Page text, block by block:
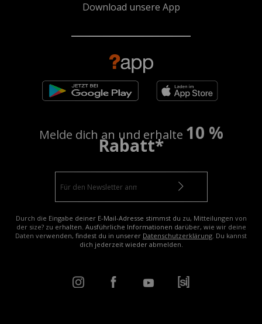
Download unsere App
Melde dich an und erhalte 10 %
Rabatt*
Durch die Eingabe deiner E-Mail-Adresse stimmst du zu, Mitteilungen von
der size? zu erhalten. Ausführliche Informationen darüber, wie wir deine
Daten verwenden, findest du in unserer Datenschutzerklärung. Du kannst
dich jederzeit wieder abmelden.